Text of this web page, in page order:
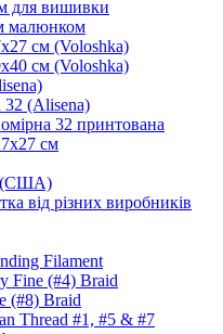
для вишивки
малюнком
см (Voloshka)
см (Voloshka)
32 (Alisena)
32 принтована
см
(США)
від різних виробників
Filament
Fine (#4) Braid
(#8) Braid
Thread #1, #5 & #7